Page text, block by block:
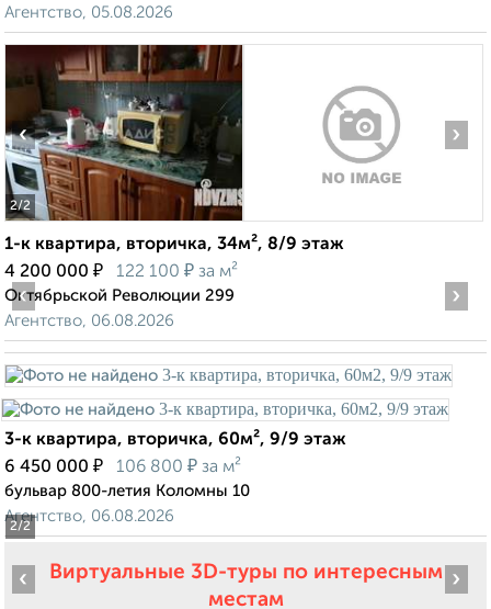
Агентство, 05.08.2026
2/2
‹ ›
1-к квартира, вторичка, 34м², 8/9 этаж
4 200 000 ₽ 122 100 ₽ за м²
Октябрьской Революции 299
Агентство, 06.08.2026
2/2
‹ ›
3-к квартира, вторичка, 60м², 9/9 этаж
6 450 000 ₽ 106 800 ₽ за м²
бульвар 800-летия Коломны 10
Агентство, 06.08.2026
Виртуальные 3D-туры по интересным
местам
‹ ›